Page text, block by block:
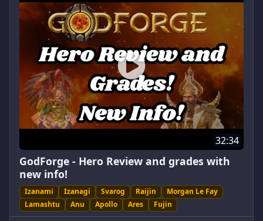
32:34
GodForge - Hero Review and grades with
new info!
Izanami Izanagi Svarog Raijin
Morgan Le Fay
Lamashtu
Anu Apollo Ares Fujin